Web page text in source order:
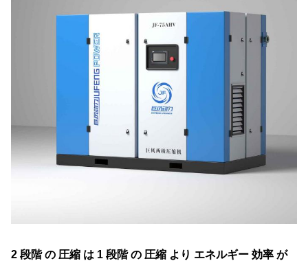
2 段階 の 圧縮 は 1 段階 の 圧縮 より エネルギー 効率 が